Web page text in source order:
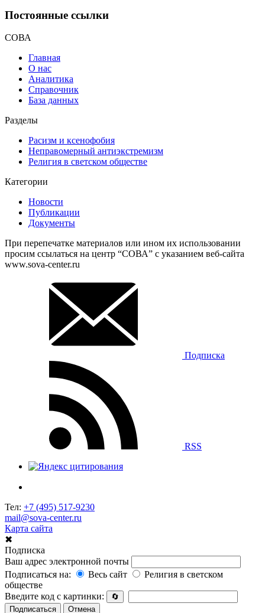
Постоянные ссылки
СОВА
Главная
О нас
Аналитика
Справочник
База данных
Разделы
Расизм и ксенофобия
Неправомерный антиэкстремизм
Религия в светском обществе
Категории
Новости
Публикации
Документы
При перепечатке материалов или ином их использовании
просим ссылаться на центр “СОВА” с указанием веб-сайта
www.sova-center.ru
Подписка
RSS
Тел: +7 (495) 517-9230
mail@sova-center.ru
Карта сайта
✖
Подписка
Ваш адрес электронной почты
Подписаться на:
Весь сайт
Религия в светском
обществе
Введите код с картинки:
🔄
Подписаться
Отмена